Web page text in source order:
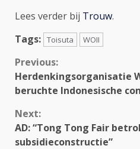
Lees verder bij Trouw.
Tags: Toisuta WOII
Continue
Reading
Previous:
Herdenkingsorganisatie
beruchte Indonesische
Next:
AD: “Tong Tong Fair
subsidieconstructie”